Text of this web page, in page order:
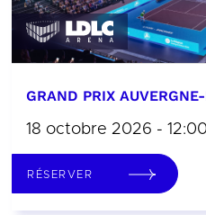
GRAND PRIX
18 octobre 2026 - 12:00
RÉSERVER